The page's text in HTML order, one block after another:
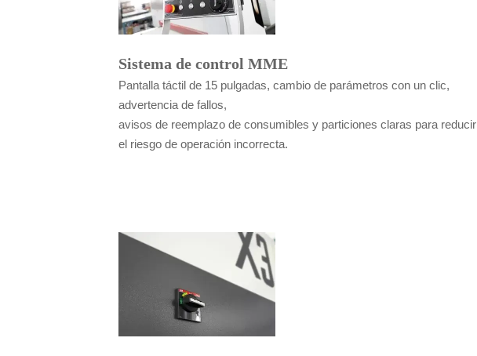
Sistema de control MME
Pantalla táctil de 15 pulgadas, cambio de parámetros con un clic,
advertencia de fallos,
avisos de reemplazo de consumibles y particiones claras para reducir
el riesgo de operación incorrecta.